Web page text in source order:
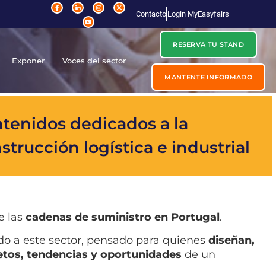
Contacto Login MyEasyfairs
Exponer Voces del sector
RESERVA TU STAND
MANTENTE INFORMADO
dedicados a la
logística e industrial
las cadenas de suministro en Portugal.
a este sector, pensado para quienes diseñan,
tendencias y oportunidades de un